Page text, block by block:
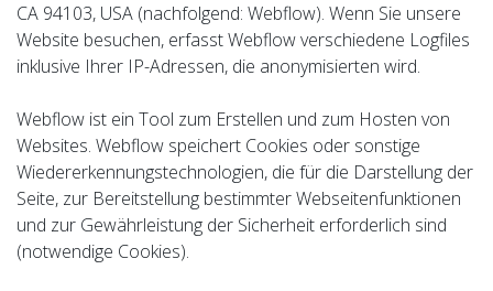
CA 94103, USA (nachfolgend: Webflow). Wenn Sie unsere
Website besuchen, erfasst Webflow verschiedene Logfiles
inklusive Ihrer IP-Adressen, die anonymisierten wird.
Webflow ist ein Tool zum Erstellen und zum Hosten von
Websites. Webflow speichert Cookies oder sonstige
Wiedererkennungstechnologien, die für die Darstellung der
Seite, zur Bereitstellung bestimmter Webseitenfunktionen
und zur Gewährleistung der Sicherheit erforderlich sind
(notwendige Cookies).